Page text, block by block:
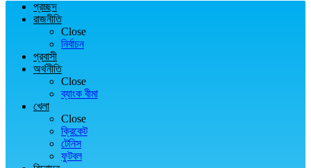
প্রচ্ছদ
রাজনীতি
Close
নির্বাচন
প্রবাসী
অর্থনীতি
Close
ব্যাংক বীমা
খেলা
Close
ক্রিকেট
টেনিস
ফুটবল